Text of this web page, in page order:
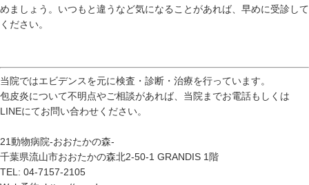
めましょう。いつもと違うなど気になることがあれば、早めに受診して
ください。
当院ではエビデンスを元に検査・診断・治療を行っています。
包皮炎について不明点やご相談があれば、当院までお電話もしくは
LINEにてお問い合わせください。
21動物病院-おおたかの森-
千葉県流山市おおたかの森北2-50-1 GRANDIS 1階
TEL: 04-7157-2105